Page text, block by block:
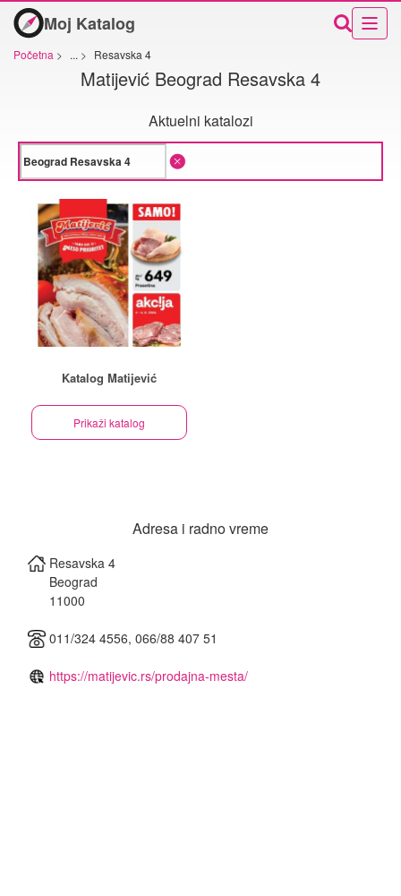
Moj Katalog
Početna > ... > Resavska 4
Matijević Beograd Resavska 4
Aktuelni katalozi
Katalog Matijević
Prikaži katalog
Adresa i radno vreme
Resavska 4
Beograd
‎11000
011/324 4556, 066/88 407 51
https://matijevic.rs/prodajna-mesta/